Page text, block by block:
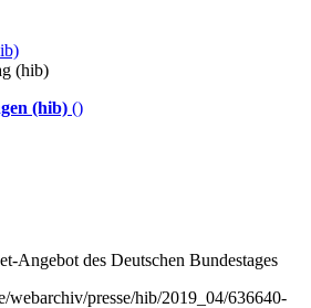
(hib)
(hib) ()
Angebot des Deutschen Bundestages
webarchiv/presse/hib/2019_04/636640-